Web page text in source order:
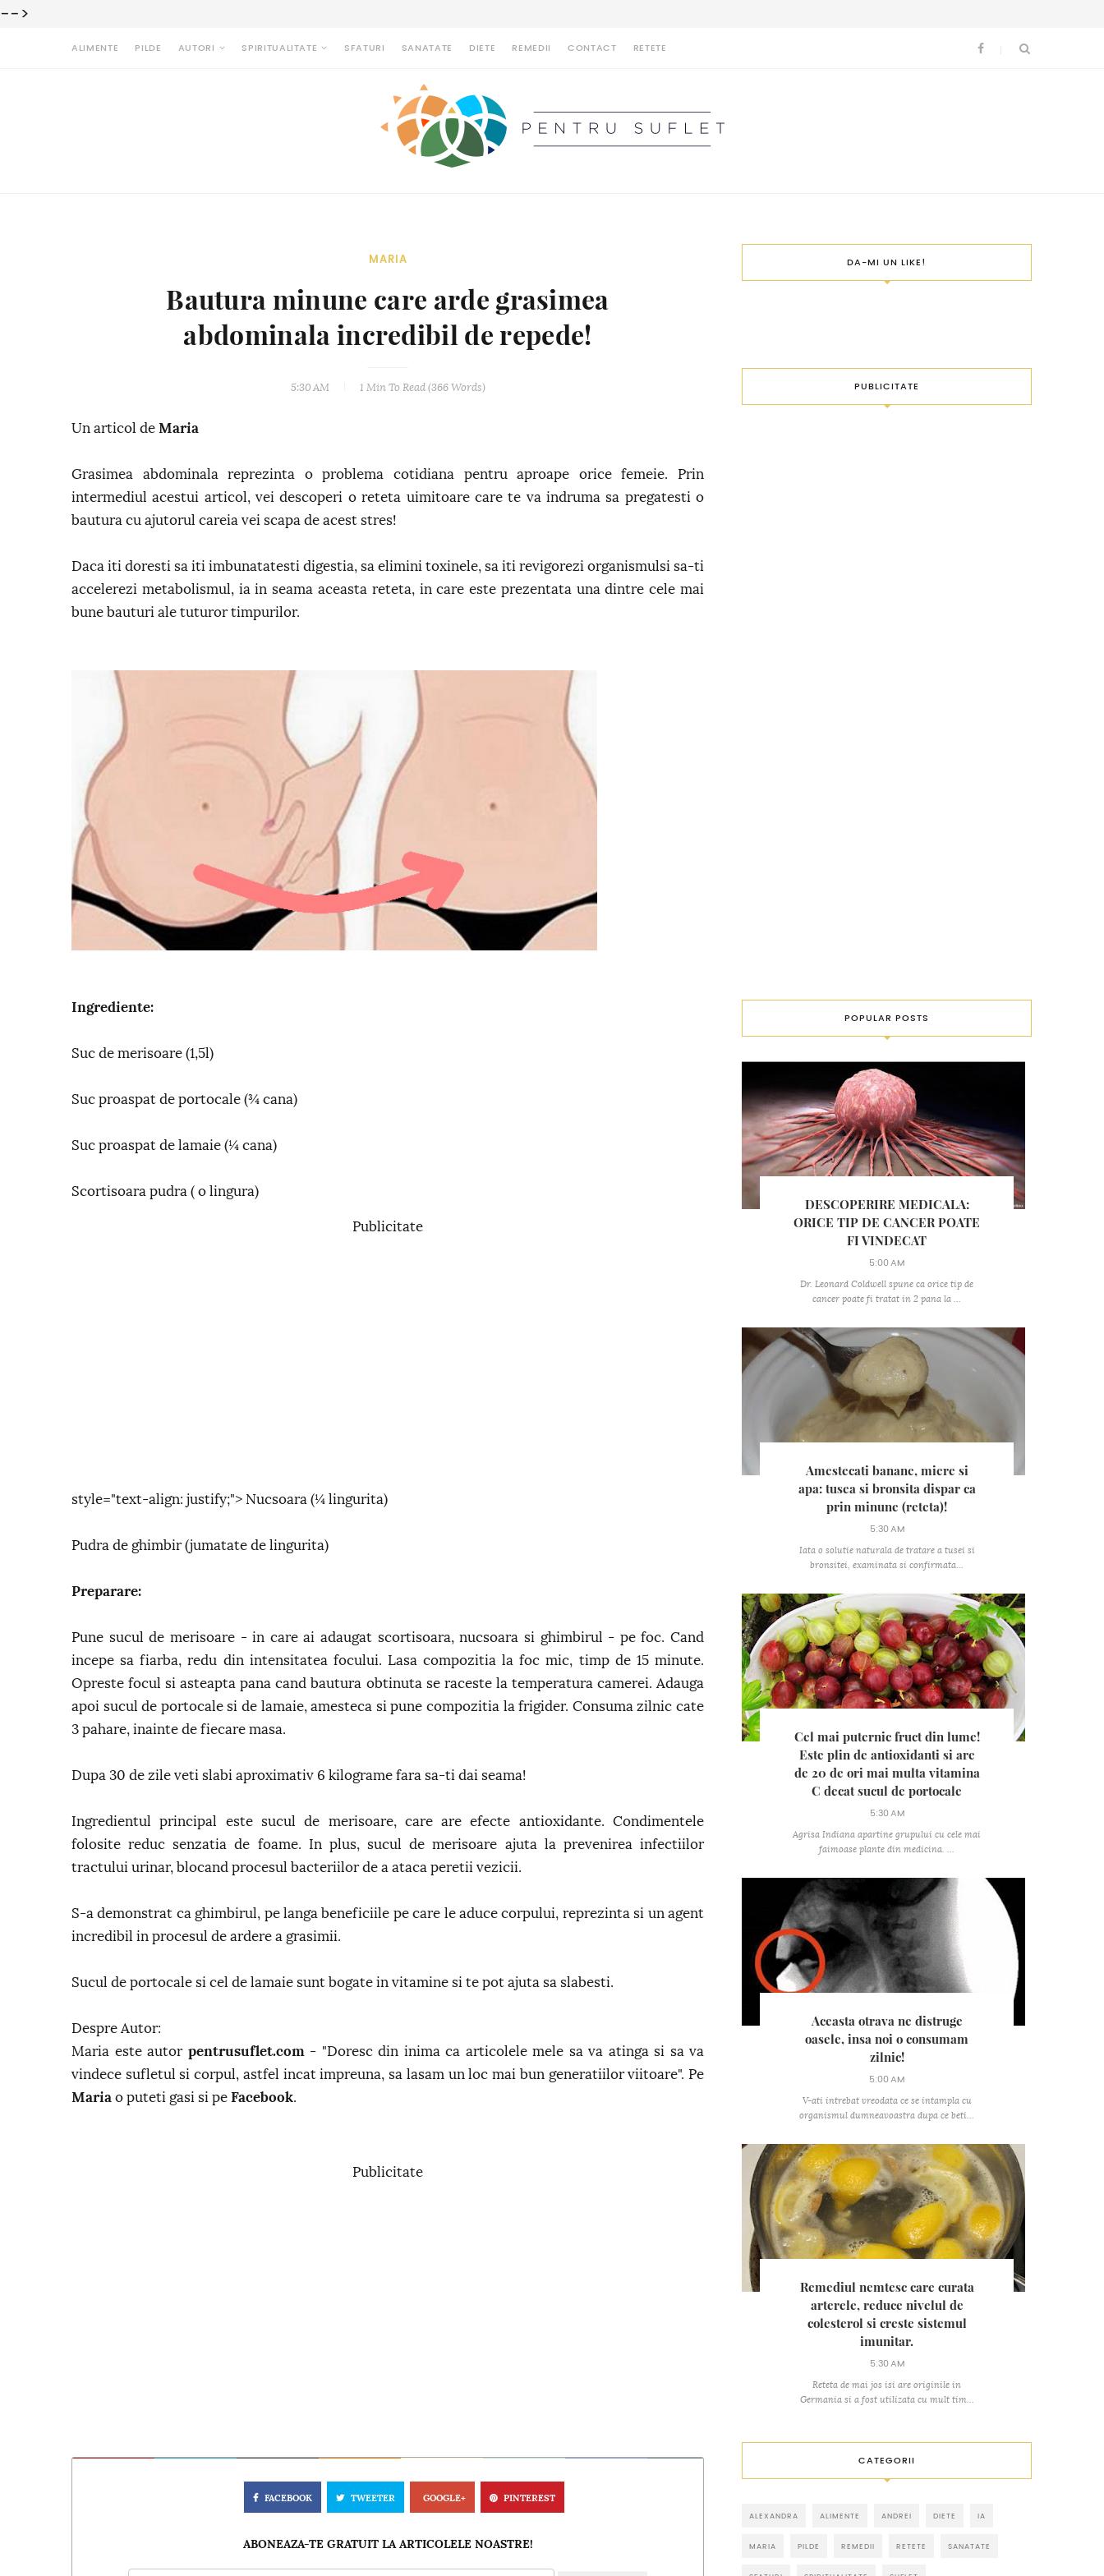
-->
ALIMENTE PILDE AUTORI SPIRITUALITATE SFATURI SANATATE DIETE REMEDII CONTACT RETETE
MARIA
Bautura minune care arde grasimea
abdominala incredibil de repede!
5:30 AM 1 MinTo Read (366Words)
Un articol de Maria
Grasimea abdominala reprezinta o problema cotidiana pentru aproape orice femeie. Prin
intermediul acestui articol, vei descoperi o reteta uimitoare care te va indruma sa pregatesti o
bautura cu ajutorul careia vei scapa de acest stres!
Daca iti doresti sa iti imbunatatesti digestia, sa elimini toxinele, sa iti revigorezi organismulsi sa-ti
accelerezi metabolismul, ia in seama aceasta reteta, in care este prezentata una dintre cele mai
bune bauturi ale tuturor timpurilor.
Ingrediente:
Suc de merisoare (1,5l)
Suc proaspat de portocale (¾ cana)
Suc proaspat de lamaie (¼ cana)
Scortisoara pudra ( o lingura)
Publicitate
style="text-align: justify;"> Nucsoara (¼ lingurita)
Pudra de ghimbir (jumatate de lingurita)
Preparare:
Pune sucul de merisoare - in care ai adaugat scortisoara, nucsoara si ghimbirul - pe foc. Cand
incepe sa fiarba, redu din intensitatea focului. Lasa compozitia la foc mic, timp de 15 minute.
Opreste focul si asteapta pana cand bautura obtinuta se raceste la temperatura camerei. Adauga
apoi sucul de portocale si de lamaie, amesteca si pune compozitia la frigider. Consuma zilnic cate
3 pahare, inainte de fiecare masa.
Dupa 30 de zile veti slabi aproximativ 6 kilograme fara sa-ti dai seama!
Ingredientul principal este sucul de merisoare, care are efecte antioxidante. Condimentele
folosite reduc senzatia de foame. In plus, sucul de merisoare ajuta la prevenirea infectiilor
tractului urinar, blocand procesul bacteriilor de a ataca peretii vezicii.
S-a demonstrat ca ghimbirul, pe langa beneficiile pe care le aduce corpului, reprezinta si un agent
incredibil in procesul de ardere a grasimii.
Sucul de portocale si cel de lamaie sunt bogate in vitamine si te pot ajuta sa slabesti.
Despre Autor:
Maria este autor pentrusuflet.com - "Doresc din inima ca articolele mele sa va atinga si sa va
vindece sufletul si corpul, astfel incat impreuna, sa lasam un loc mai bun generatiilor viitoare". Pe
Maria o puteti gasi si pe Facebook.
Publicitate
FACEBOOK TWEETER GOOGLE+ PINTEREST
ABONEAZA-TE GRATUIT LA ARTICOLELE NOASTRE!
DA-MI UN LIKE!
PUBLICITATE
POPULAR POSTS
DESCOPERIRE MEDICALA:
ORICE TIP DE CANCER POATE
FI VINDECAT
5:00 AM
Dr. Leonard Coldwell spune ca orice tip de
cancer poate fi tratat in 2 pana la ...
Amestecati banane, miere si
apa: tusea si bronsita dispar ca
prin minune (reteta)!
5:30 AM
Iata o solutie naturala de tratare a tusei si
bronsitei, examinata si confirmata...
Cel mai puternic fruct din lume!
Este plin de antioxidanti si are
de 20 de ori mai multa vitamina
C decat sucul de portocale
5:30 AM
Agrisa Indiana apartine grupului cu cele mai
faimoase plante din medicina. ...
Aceasta otrava ne distruge
oasele, insa noi o consumam
zilnic!
5:00 AM
V-ati intrebat vreodata ce se intampla cu
organismul dumneavoastra dupa ce beti...
Remediul nemtesc care curata
arterele, reduce nivelul de
colesterol si creste sistemul
imunitar.
5:30 AM
Reteta de mai jos isi are originile in
Germania si a fost utilizata cu mult tim...
CATEGORII
ALEXANDRA ALIMENTE ANDREI DIETE IA
MARIA PILDE REMEDII RETETE SANATATE